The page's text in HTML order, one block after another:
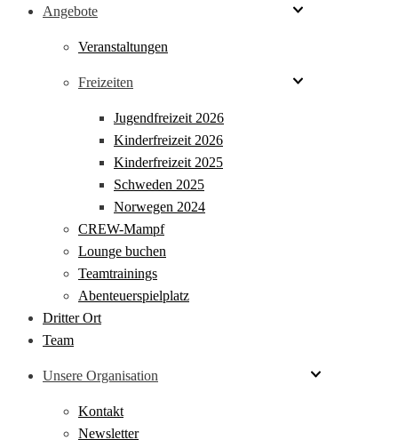
Angebote
Veranstaltungen
Freizeiten
Jugendfreizeit 2026
Kinderfreizeit 2026
Kinderfreizeit 2025
Schweden 2025
Norwegen 2024
CREW-Mampf
Lounge buchen
Teamtrainings
Abenteuerspielplatz
Dritter Ort
Team
Unsere Organisation
Kontakt
Newsletter